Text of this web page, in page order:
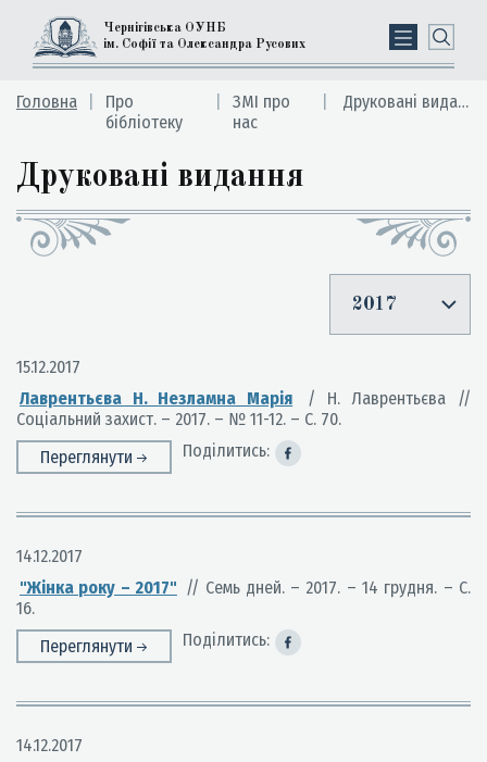
Чернігівська ОУНБ
ім. Софії та Олександра Русових
Головна
Про
бібліотеку
ЗМІ про
нас
Друковані видання
Друковані видання
2017
15.12.2017
Лаврентьєва Н. Незламна Марія
/ Н. Лаврентьєва //
Соціальний захист. – 2017. – № 11-12. – С. 70.
Переглянути
Поділитись:
14.12.2017
"Жінка року – 2017" // Семь дней. – 2017. – 14 грудня. – С.
16.
Переглянути
Поділитись:
14.12.2017